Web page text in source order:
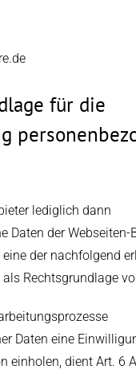
für die
lediglich dann
Daten der Webseiten-
der nachfolgend
Rechtsgrundlage
Daten eine
einholen, dient Art. 6